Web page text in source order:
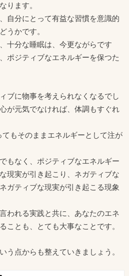
ります。
自分にとって有益な習慣を意識的
うかです。
十分な睡眠は、今更ながらです
ポジティブなエネルギーを保つた
ブに物事を考えられなくなるでし
が元気でなければ、体調もすぐれ
もそのままエネルギーとして注が
もなく、ポジティブなエネルギー
現実が引き起こり、ネガティブな
ガティブな現実が引き起こる現象
われる実践と共に、あなたのエネ
ことも、とても大事なことです。
う点からも整えていきましょう。